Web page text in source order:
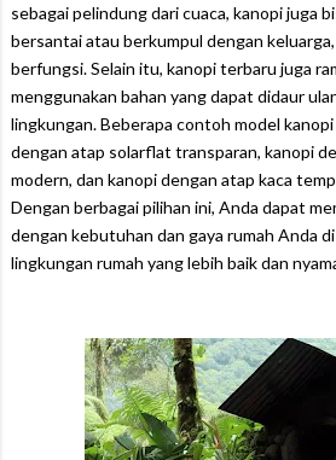
sebagai pelindung dari cuaca, kanopi juga
bersantai atau berkumpul dengan
berfungsi. Selain itu, kanopi terbaru juga
menggunakan bahan yang dapat didaur
lingkungan. Beberapa contoh model
dengan atap solarflat transparan, kanopi
modern, dan kanopi dengan atap kaca
Dengan berbagai pilihan ini, Anda dapat
dengan kebutuhan dan gaya rumah Anda
lingkungan rumah yang lebih baik dan